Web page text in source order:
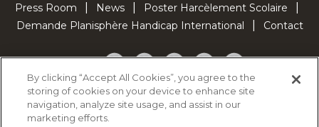
Press Room News
Poster Harcèlement Scolaire
Demande Planisphère Handicap International
Contact
Facebook
TwitterYouTubePinterestTikTok
Cookie Policy
By clicking “Accept All Cookies”, you agree to the
storing of cookies on your device to enhance site
navigation, analyze site usage, and assist in our
marketing efforts.